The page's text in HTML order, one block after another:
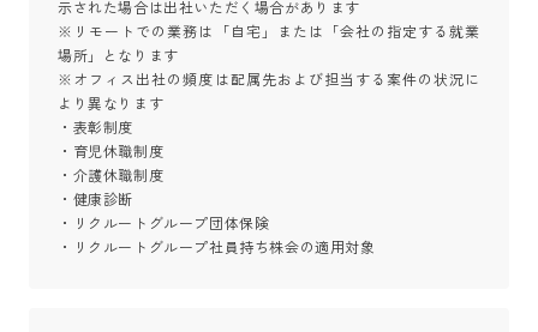
示された場合は出社いただく場合があります
※リモートでの業務は「自宅」または「会社の指定する就業
場所」となります
※オフィス出社の頻度は配属先および担当する案件の状況に
より異なります
・表彰制度
・育児休職制度
・介護休職制度
・健康診断
・リクルートグループ団体保険
・リクルートグループ社員持ち株会の適用対象